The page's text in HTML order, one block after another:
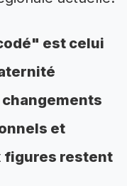
est celui
et
figures restent